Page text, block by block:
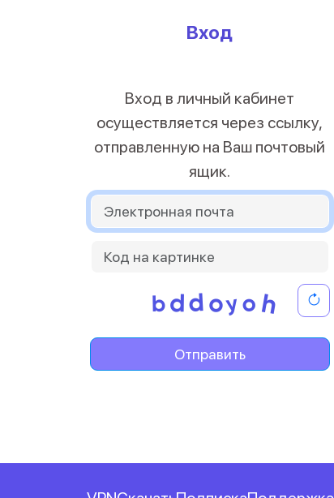
Вход
Вход в личный кабинет
осуществляется через ссылку,
отправленную на Ваш почтовый
ящик.
Отправить